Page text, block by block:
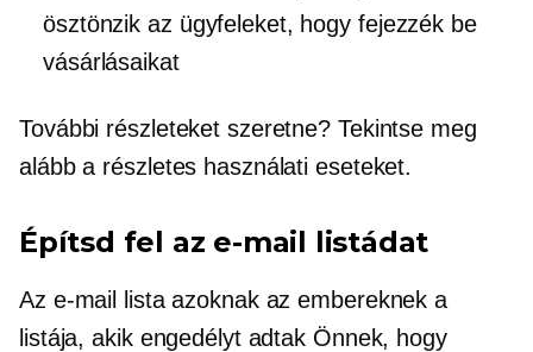
ösztönzik az ügyfeleket, hogy fejezzék be
vásárlásaikat
További részleteket szeretne? Tekintse meg
alább a részletes használati eseteket.
Építsd fel az e-mail listádat
Az e-mail lista azoknak az embereknek a
listája, akik engedélyt adtak Önnek, hogy